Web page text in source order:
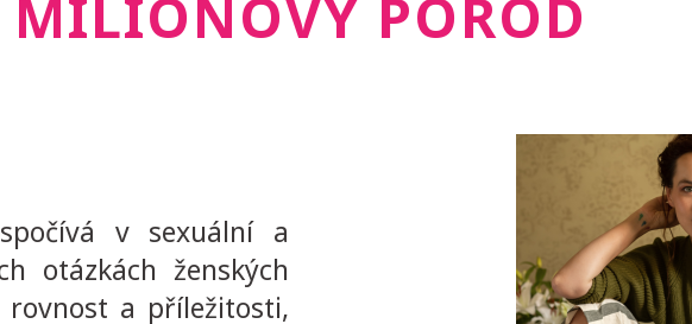
MILIONOVÝ POROD
v sexuální a
otázkách ženských
a příležitosti,